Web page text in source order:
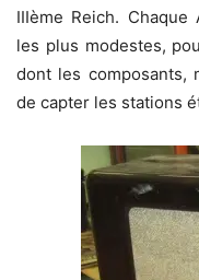
IIIème Reich.
les plus modestes,
dont les composants,
de capter les stations